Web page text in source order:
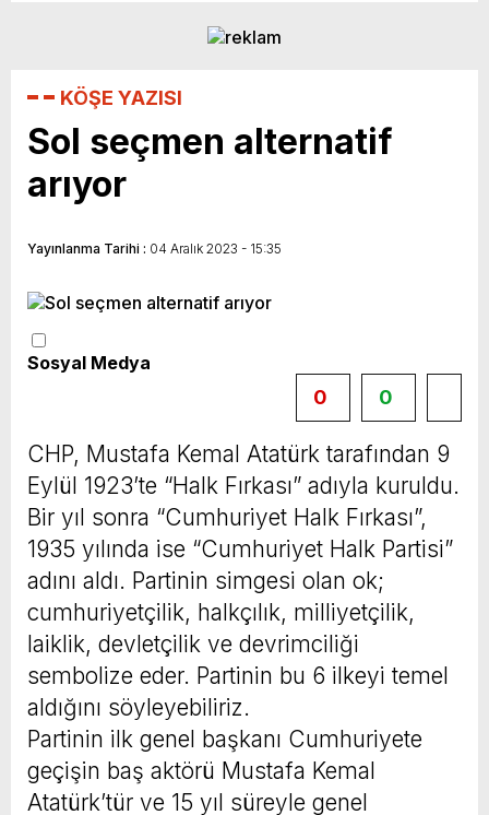
KÖŞE YAZISI
Sol seçmen alternatif
arıyor
Yayınlanma Tarihi : 04 Aralık 2023 - 15:35
Sosyal Medya
0
0
CHP, Mustafa Kemal Atatürk tarafından 9
Eylül 1923’te “Halk Fırkası” adıyla kuruldu.
Bir yıl sonra “Cumhuriyet Halk Fırkası”,
1935 yılında ise “Cumhuriyet Halk Partisi”
adını aldı. Partinin simgesi olan ok;
cumhuriyetçilik, halkçılık, milliyetçilik,
laiklik, devletçilik ve devrimciliği
sembolize eder. Partinin bu 6 ilkeyi temel
aldığını söyleyebiliriz.
Partinin ilk genel başkanı Cumhuriyete
geçişin baş aktörü Mustafa Kemal
Atatürk’tür ve 15 yıl süreyle genel